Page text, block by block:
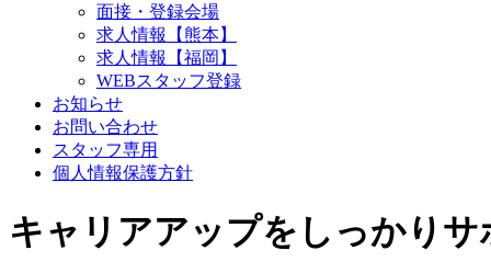
面接・登録会場
求人情報【熊本】
求人情報【福岡】
WEBスタッフ登録
お知らせ
お問い合わせ
スタッフ専用
個人情報保護方針
キャリアアップをしっかり